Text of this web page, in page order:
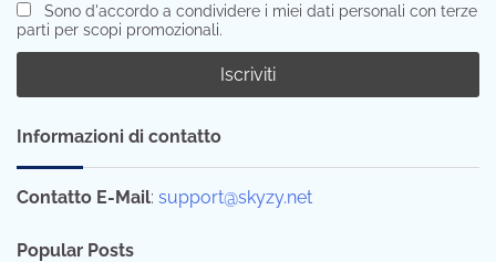
Sono d'accordo a condividere i miei dati personali con terze
parti per scopi promozionali.
Informazioni di contatto
Contatto E-Mail: support@skyzy.net
Popular Posts